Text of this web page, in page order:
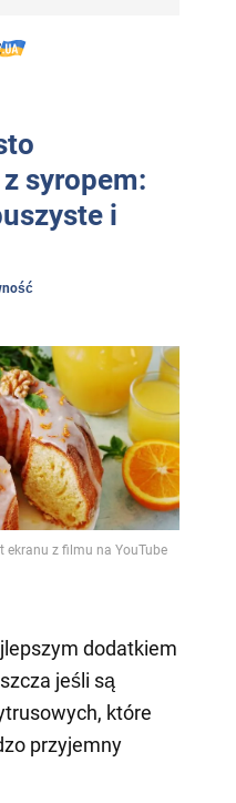
syropem:
i
ekranu z filmu na YouTube
dodatkiem
jeśli są
które
przyjemny